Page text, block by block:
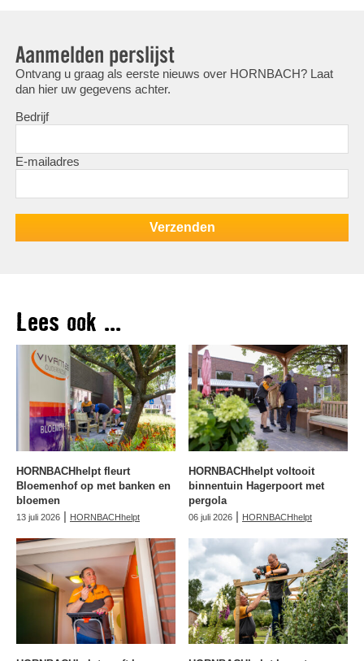
Aanmelden perslijst
Ontvang u graag als eerste nieuws over HORNBACH? Laat
dan hier uw gegevens achter.
Bedrijf
E-mailadres
Lees ook ...
HORNBACHhelpt fleurt
Bloemenhof op met banken en
bloemen
13 juli 2026 | HORNBACHhelpt
HORNBACHhelpt voltooit
binnentuin Hagerpoort met
pergola
06 juli 2026 | HORNBACHhelpt